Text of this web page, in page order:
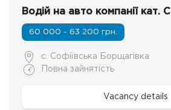
Водій на авто компанії кат. C
60 000 - 63 200 грн.
с. Софіївська Борщагівка
Повна зайнятість
Vacancy details